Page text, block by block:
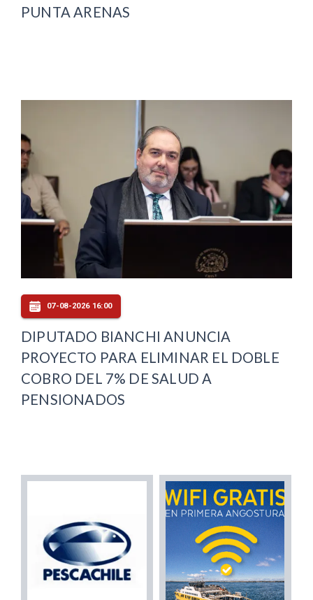
PUNTA ARENAS
07-08-2026 16:00
DIPUTADO BIANCHI ANUNCIA
PROYECTO PARA ELIMINAR EL DOBLE
COBRO DEL 7% DE SALUD A
PENSIONADOS